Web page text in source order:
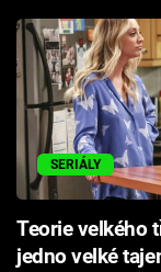
TV Program
Sledujte
Přihlášení
Sledujte nás
SERIÁLY
Teorie velkého
jedno velké